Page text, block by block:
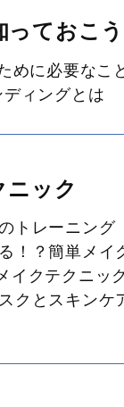
ておこ
めに必要なこ
ィングとは
ニック
トレーニング
！？簡単メイ
イクテクニック
クとスキンケ